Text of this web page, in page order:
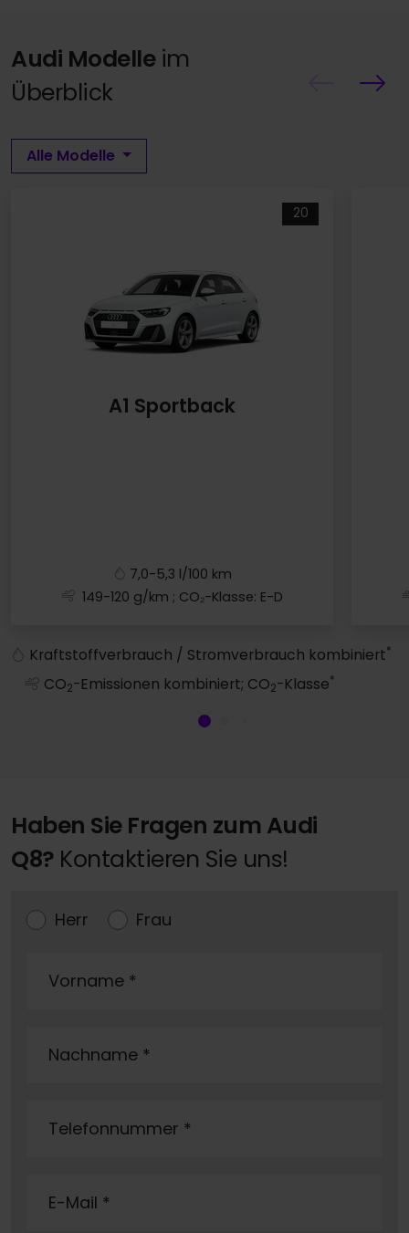
Audi Modelle im
Überblick
Alle Modelle
20
A1 Sportback
7,0-5,3 l/100 km
149-120 g/km ; CO₂-Klasse: E-D
Kraftstoffverbrauch / Stromverbrauch kombiniert*
CO2-Emissionen kombiniert; CO2-Klasse*
Haben Sie Fragen zum Audi
Q8? Kontaktieren Sie uns!
Herr Frau
Vorname *
Nachname *
Telefonnummer *
E-Mail *